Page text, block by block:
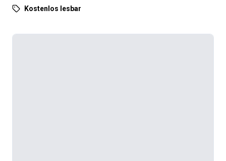
Kostenlos lesbar